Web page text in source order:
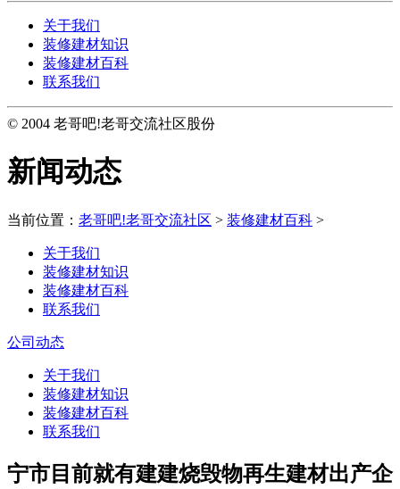
关于我们
装修建材知识
装修建材百科
联系我们
© 2004 老哥吧!老哥交流社区股份
新闻动态
当前位置： 老哥吧!老哥交流社区 > 装修建材百科 >
关于我们
装修建材知识
装修建材百科
联系我们
公司动态
关于我们
装修建材知识
装修建材百科
联系我们
宁市目前就有建建烧毁物再生建材出产企